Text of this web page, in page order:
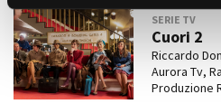
SERIE TV
Cuori 2
Riccardo
Aurora Tv,
Produzione